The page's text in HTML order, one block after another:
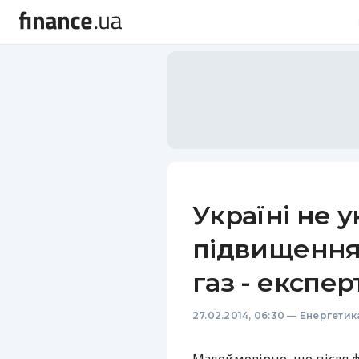
Україні не
газ -
27.02.2014, 06:30 —